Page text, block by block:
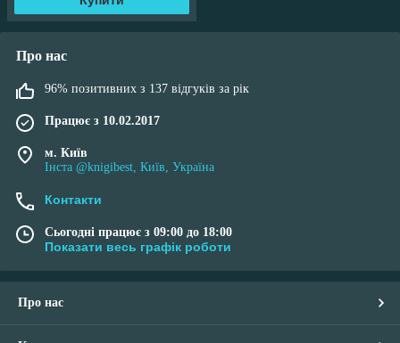
Про нас
96% позитивних з 137 відгуків за рік
Працює з 10.02.2017
м. Київ
Інста @knigibest, Київ, Україна
Контакти
Сьогодні працює з 09:00 до 18:00
Показати весь графік роботи
Про нас